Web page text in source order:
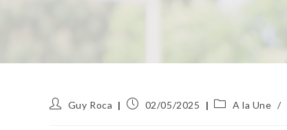
Auteur/autrice
Guy Roca
Publication
02/05/2025
PostA la Une /